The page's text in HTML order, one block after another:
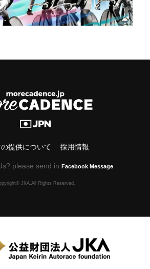
提供について 採用情報
please send in Facebook Message
JKA.All Rights Reserved.